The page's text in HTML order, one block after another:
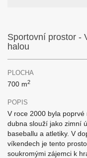
Sportovní prostor -
halou
PLOCHA
700 m2
POPIS
V roce 2000 byla
dubna slouží jako zimní
baseballu a atletiky. V
víkendech je tento
soukromými zájemci k